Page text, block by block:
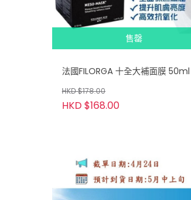
售罄
法國FILORGA 十全大補面膜 50ml
HKD $178.00
HKD $168.00